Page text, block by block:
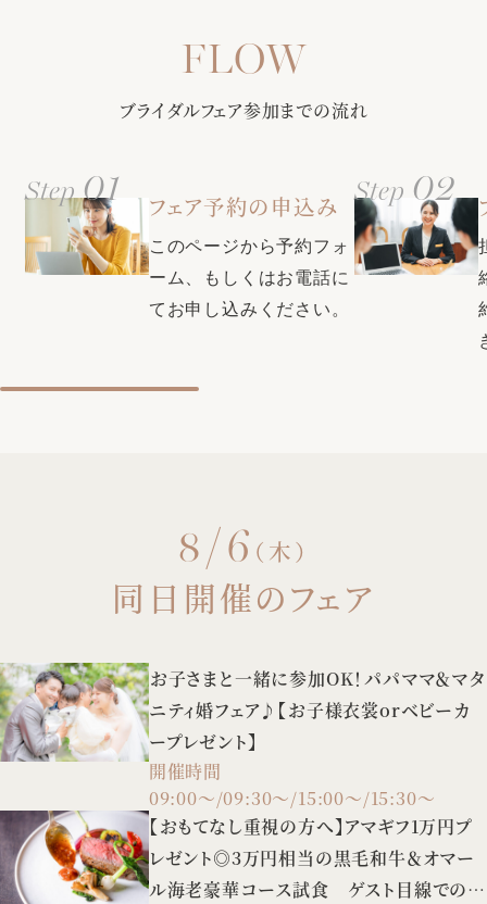
【口コミで衣裳満足度1位の式場★県内最大級衣裳サロンをご
案内】自由に選べる圧巻の300着。全国約40のグループ式場
から取り寄せ可能＆新たに話題の韓国ドレスや人気ブランド
ドレスも入荷！おふたりの運命の1着が見つかります♪
び頂ける料理はゲストからも大好評♪料理長との打ち合わせで
更に全館バリアフリー・親族控室・ゲスト控室・着付室（ヘ
クチコミで本番満足度1位・衣装満足度1位・コストパフォー
マンス部門1位の式場に選ばれた同会場。素敵な結婚式をお得
に叶える特典も充実♪お気軽にプランナーにお問い合わせくだ
さい。
ブライダルフェア参加までの流れ
Step 01 フェア予約の申込み
このページから予約フォ
ーム、もしくはお電話に
てお申し込みください。
Step 02
8/6 （木）
同日開催のフェア
お子さまと一緒に参加OK！パパママ＆マタ
ニティ婚フェア♪【お子様衣裳orベビーカ
ープレゼント】
開催時間
09:00～/09:30～/15:00～/15:30～
【おもてなし重視の方へ】アマギフ1万円プ
レゼント◎3万円相当の黒毛和牛＆オマー
ル海老豪華コース試食 ゲスト目線での会